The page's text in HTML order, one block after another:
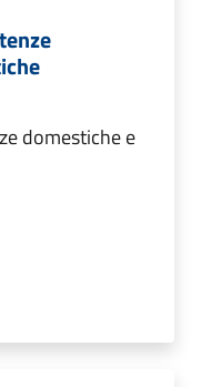
domestiche e